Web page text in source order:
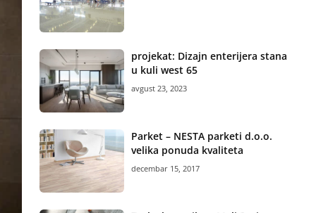
projekat: Dizajn enterijera stana
u kuli west 65
avgust 23, 2023
Parket – NESTA parketi d.o.o.
velika ponuda kvaliteta
decembar 15, 2017